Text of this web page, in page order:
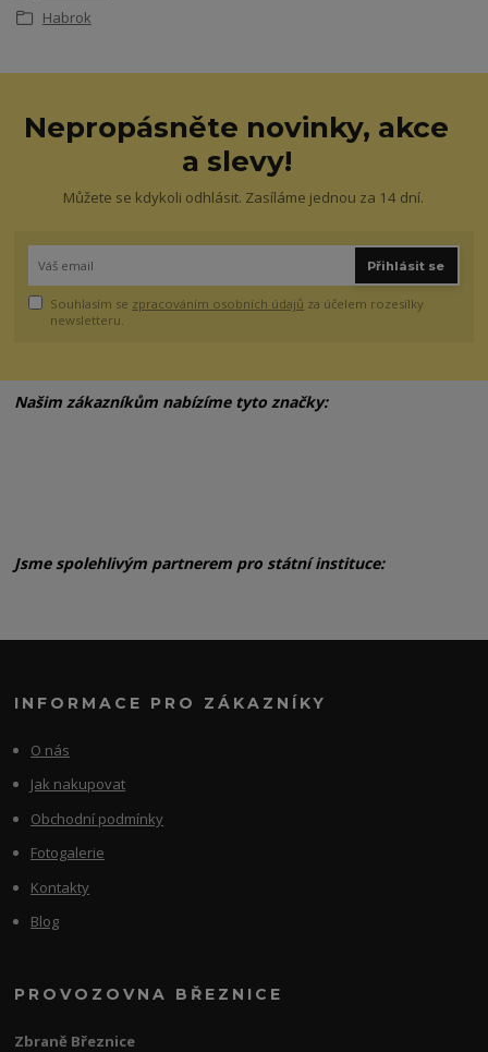
Habrok
Nepropásněte novinky, akce
a slevy!
Můžete se kdykoli odhlásit. Zasíláme jednou za 14 dní.
Přihlásit se
Souhlasím se zpracováním osobních údajů za účelem rozesílky
newsletteru.
Našim zákazníkům nabízíme tyto značky:
Jsme spolehlivým partnerem pro státní instituce:
INFORMACE PRO ZÁKAZNÍKY
O nás
Jak nakupovat
Obchodní podmínky
Fotogalerie
Kontakty
Blog
PROVOZOVNA BŘEZNICE
Zbraně Březnice